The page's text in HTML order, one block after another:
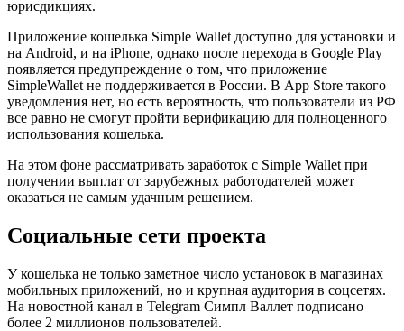
юрисдикциях.
Приложение кошелька Simple Wallet доступно для установки и
на Android, и на iPhone, однако после перехода в Google Play
появляется предупреждение о том, что приложение
SimpleWallet не поддерживается в России. В App Store такого
уведомления нет, но есть вероятность, что пользователи из РФ
все равно не смогут пройти верификацию для полноценного
использования кошелька.
На этом фоне рассматривать заработок с Simple Wallet при
получении выплат от зарубежных работодателей может
оказаться не самым удачным решением.
Социальные сети проекта
У кошелька не только заметное число установок в магазинах
мобильных приложений, но и крупная аудитория в соцсетях.
На новостной канал в Telegram Симпл Валлет подписано
более 2 миллионов пользователей.